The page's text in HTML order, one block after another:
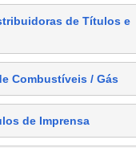
de Títulos e
Combustíveis / Gás
de Imprensa